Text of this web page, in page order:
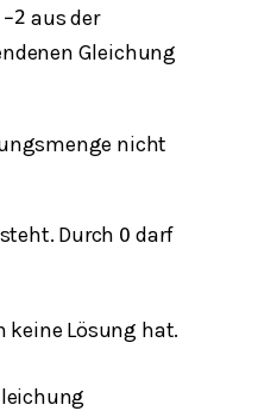
−2 aus der
Gleichung
nicht
steht. Durch 0 darf
keine Lösung hat.